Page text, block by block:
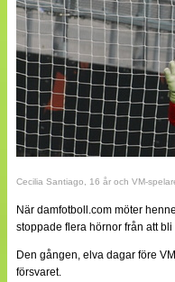
Annonsera
Statistik
Tipsa
Kontakt
Cecilia Santiago, 16 år och VM-
När damfotboll.com möter
stoppade flera hörnor från att
Den gången, elva dagar före
försvaret.